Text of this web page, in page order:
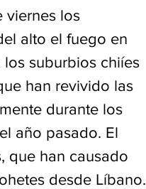
viernes los
alto el fuego en
suburbios chiíes
han revivido las
durante los
año pasado. El
que han causado
desde Líbano.